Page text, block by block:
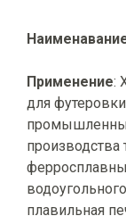
Применение:
для
производства
плавильная